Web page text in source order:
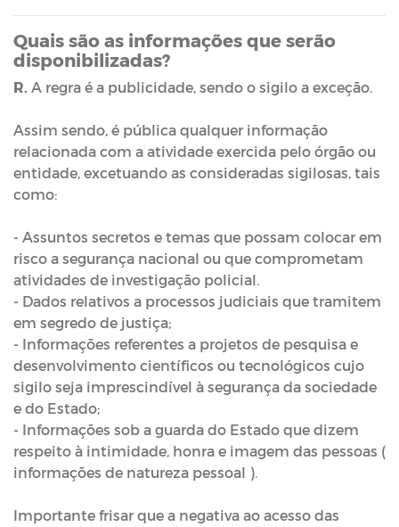
Quais são as informações que serão
disponibilizadas?
R. A regra é a publicidade, sendo o sigilo a exceção.
Assim sendo, é pública qualquer informação
relacionada com a atividade exercida pelo órgão ou
entidade, excetuando as consideradas sigilosas, tais
como:
- Assuntos secretos e temas que possam colocar em
risco a segurança nacional ou que comprometam
atividades de investigação policial.
- Dados relativos a processos judiciais que tramitem
em segredo de justiça;
- Informações referentes a projetos de pesquisa e
desenvolvimento científicos ou tecnológicos cujo
sigilo seja imprescindível à segurança da sociedade
e do Estado;
- Informações sob a guarda do Estado que dizem
respeito à intimidade, honra e imagem das pessoas (
informações de natureza pessoal ).
Importante frisar que a negativa ao acesso das